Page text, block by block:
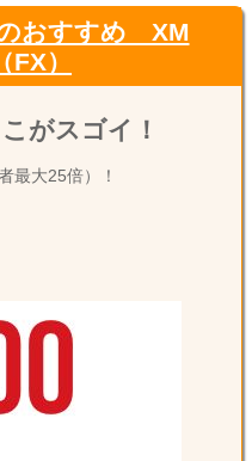
おすすめ XM
）
がスゴイ！
最大25倍）！